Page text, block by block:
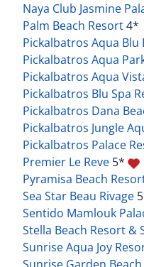
Naya Club Jasmine
Palm Beach Resort4*
Pickalbatros Aqua Blu
Pickalbatros Aqua
Pickalbatros Aqua
Pickalbatros Blu Spa
Pickalbatros Dana
Pickalbatros Jungle
Pickalbatros Palace
Premier Le Reve 5*
Pyramisa Beach
Sea Star Beau Rivage
Sentido Mamlouk
Stella Beach Resort &
Sunrise Aqua Joy